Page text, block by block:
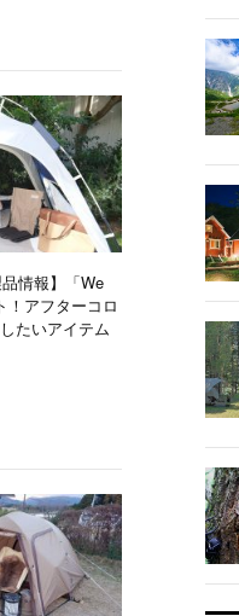
品情報】「We
！アフターコロ
たいアイテム